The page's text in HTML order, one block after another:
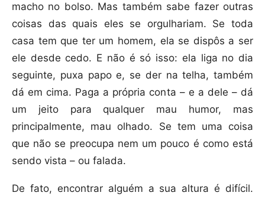
macho no bolso. Mas também sabe fazer outras
coisas das quais eles se orgulhariam. Se toda
casa tem que ter um homem, ela se dispôs a ser
ele desde cedo. E não é só isso: ela liga no dia
seguinte, puxa papo e, se der na telha, também
dá em cima. Paga a própria conta – e a dele – dá
um jeito para qualquer mau humor, mas
principalmente, mau olhado. Se tem uma coisa
que não se preocupa nem um pouco é como está
sendo vista – ou falada.
De fato, encontrar alguém a sua altura é difícil.